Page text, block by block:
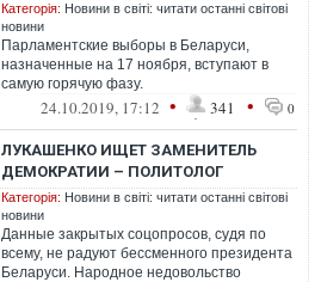
Категорія: Новини в світі: читати останні світові
новини
Парламентские выборы в Беларуси,
назначенные на 17 ноября, вступают в
самую горячую фазу.
24.10.2019, 17:12 • 341 • 0
ЛУКАШЕНКО ИЩЕТ ЗАМЕНИТЕЛЬ
ДЕМОКРАТИИ – ПОЛИТОЛОГ
Категорія: Новини в світі: читати останні світові
новини
Данные закрытых соцопросов, судя по
всему, не радуют бессменного президента
Беларуси. Народное недовольство